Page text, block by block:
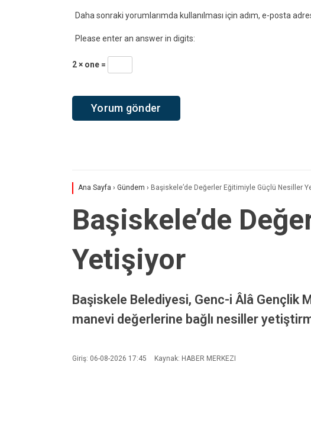
Daha sonraki yorumlarımda kullanılması için adım, e-posta
Please enter an answer in digits:
2 × one =
Ana Sayfa › Gündem › Başiskele’de Değerler Eğitimiyle Güçlü Nesiller
Başiskele’de
Yetişiyor
Başiskele Belediyesi, Genc-i Âlâ Gençlik
manevi değerlerine bağlı nesiller
Giriş: 06-08-2026 17:45 Kaynak: HABER MERKEZI